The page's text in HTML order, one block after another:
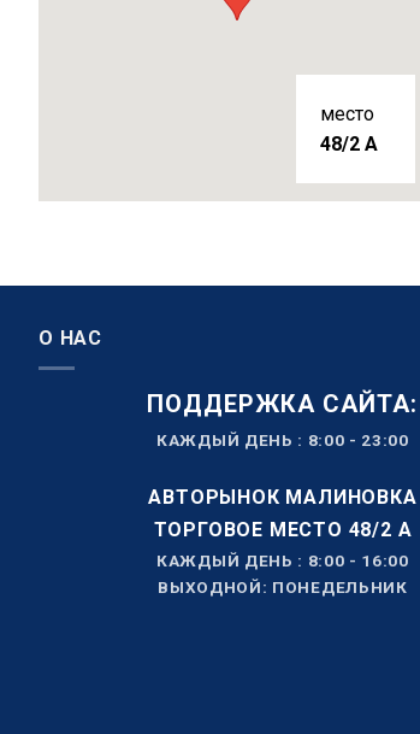
место
48/2 A
О НАС
ПОДДЕРЖКА САЙТА:
КАЖДЫЙ ДЕНЬ : 8:00 - 23:00
АВТОРЫНОК МАЛИНОВКА
ТОРГОВОЕ МЕСТО 48/2 А
КАЖДЫЙ ДЕНЬ : 8:00 - 16:00
ВЫХОДНОЙ: ПОНЕДЕЛЬНИК